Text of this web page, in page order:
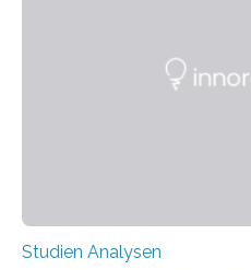
konnten ihn mal belegen,
Studien Analysen